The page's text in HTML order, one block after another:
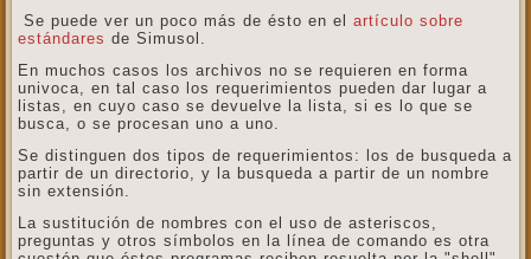
Se puede ver un poco más de ésto en elartículo sobre
estándares de Simusol.
En muchos casos los archivos no se requieren en forma
univoca, en tal caso los requerimientos pueden dar lugar a
listas, en cuyo caso se devuelve la lista, si es lo que se
busca, o se procesan uno a uno.
Se distinguen dos tipos de requerimientos: los de busqueda a
partir de un directorio, y la busqueda a partir de un nombre
sin extensión.
La sustitución de nombres con el uso de asteriscos,
preguntas y otros símbolos en la línea de comando es otra